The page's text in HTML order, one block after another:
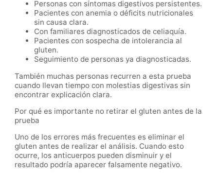
Personas con síntomas digestivos persistentes.
Pacientes con anemia o déficits nutricionales
sin causa clara.
Con familiares diagnosticados de celiaquía.
Pacientes con sospecha de intolerancia al
gluten.
Seguimiento de personas ya diagnosticadas.
También muchas personas recurren a esta prueba
cuando llevan tiempo con molestias digestivas sin
encontrar explicación clara.
Por qué es importante no retirar el gluten antes de la
prueba
Uno de los errores más frecuentes es eliminar el
gluten antes de realizar el análisis. Cuando esto
ocurre, los anticuerpos pueden disminuir y el
resultado podría aparecer falsamente negativo.